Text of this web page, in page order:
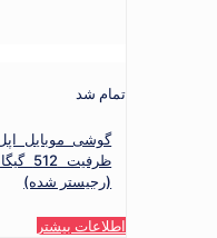
تمام شد
(رجیستر شده)
اطلاعات بیشتر